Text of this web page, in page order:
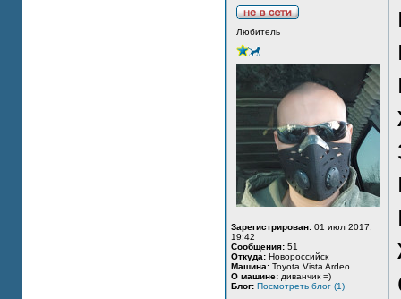
Любитель
Зарегистрирован: 01 июл 2017,
19:42
Сообщения: 51
Откуда: Новороссийск
Машина: Toyota Vista Ardeo
О машине: диванчик =)
Блог: Посмотреть блог (1)